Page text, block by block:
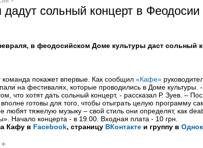
сольный концерт в Феодосии
в феодосийском Доме культуры даст сольный
покажет впервые. Как сообщил «Кафе»
на фестивалях, которые проводились в Доме
что хотят дать сольный концерт, - рассказал Р. Зуев. –
готовы для того, чтобы отыграть целую программу
любят тяжелую музыку – свой стиль они определят, как
Начало концерта - в 19.00. Входная плата - 10 грн.
Кафу в Facebook, страницу ВКонтакте и группу в